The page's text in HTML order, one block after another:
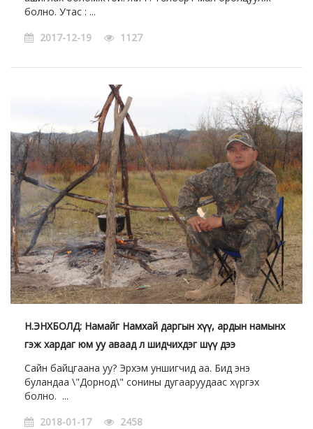
болно. Утас : ...
2017-12-19
1127
Н.ЭНХБОЛД: Намайг Намхай даргын хүү, ардын намынх
гэж хардаг юм уу аваад л шидчихдэг шүү дээ
Сайн байцгаана уу? Эрхэм уншигчид аа. Бид энэ
буландаа \"Дорнод\" сонины дугааруудаас хүргэх
болно. ...
2018-01-17
2458